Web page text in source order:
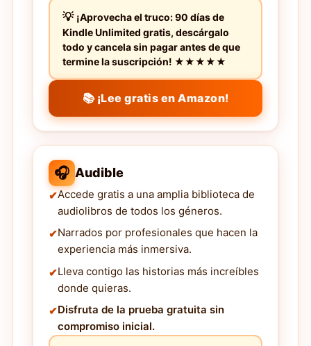
¡Aprovecha el truco: 90 días de
Kindle Unlimited gratis, descárgalo
todo y cancela sin pagar antes de que
termine la suscripción! ★★★★★
📚 ¡Lee gratis en Amazon!
🎧 Audible
Accede gratis a una amplia biblioteca de
audiolibros de todos los géneros.
Narrados por profesionales que hacen la
experiencia más inmersiva.
Lleva contigo las historias más increíbles
donde quieras.
Disfruta de la prueba gratuita sin
compromiso inicial.